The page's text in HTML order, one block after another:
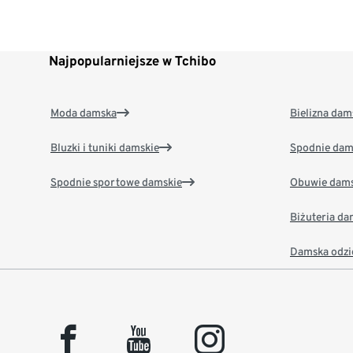
Najpopularniejsze w Tchibo
Moda damska
Bluzki i tuniki damskie
Spodnie sportowe damskie
Bielizna
Spodnie
Obuwie
Biżuteria
Damska
facebook youtube instagram